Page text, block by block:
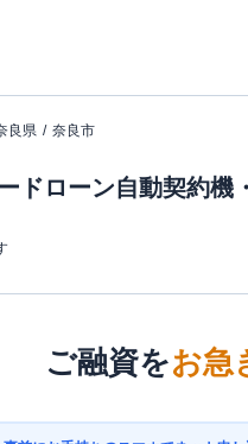
良県 奈良市
ドローン自動契約機
ご融資をお急